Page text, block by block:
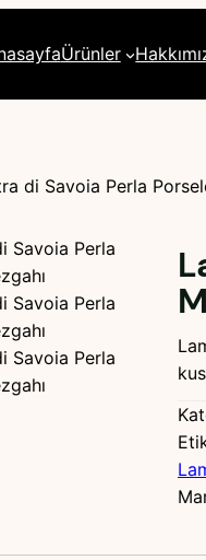
Ürünler
di Savoia Perla